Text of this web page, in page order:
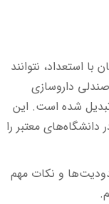
استعداد، نتوانند
داروسازی
شده است. این
معتبر را
و نکات مهم